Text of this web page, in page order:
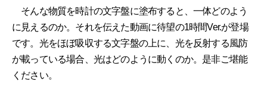
そんな物質を時計の文字盤に塗布すると、一体どのよう
に見えるのか。それを伝えた動画に待望の1時間Ver.が登場
です。光をほぼ吸収する文字盤の上に、光を反射する風防
が載っている場合、光はどのように動くのか。是非ご堪能
ください。